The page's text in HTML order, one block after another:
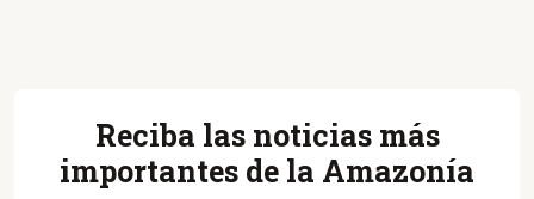
Reciba las noticias más
importantes de la Amazonía